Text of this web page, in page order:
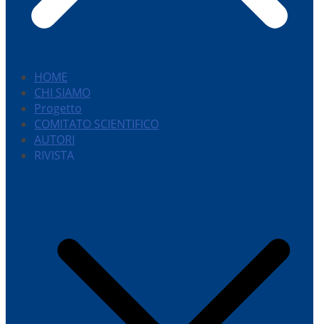
HOME
CHI SIAMO
Progetto
COMITATO SCIENTIFICO
AUTORI
RIVISTA